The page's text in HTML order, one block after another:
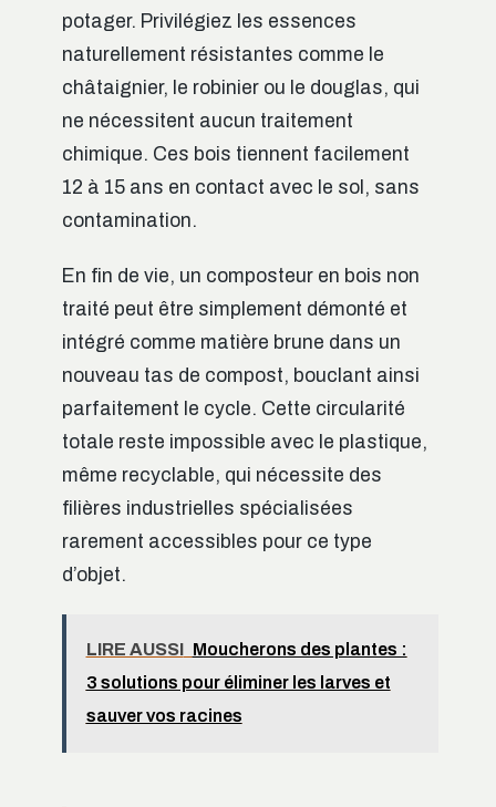
potager. Privilégiez les essences
naturellement résistantes comme le
châtaignier, le robinier ou le douglas, qui
ne nécessitent aucun traitement
chimique. Ces bois tiennent facilement
12 à 15 ans en contact avec le sol, sans
contamination.
En fin de vie, un composteur en bois non
traité peut être simplement démonté et
intégré comme matière brune dans un
nouveau tas de compost, bouclant ainsi
parfaitement le cycle. Cette circularité
totale reste impossible avec le plastique,
même recyclable, qui nécessite des
filières industrielles spécialisées
rarement accessibles pour ce type
d’objet.
LIRE AUSSI Moucherons des plantes :
3 solutions pour éliminer les larves et
sauver vos racines